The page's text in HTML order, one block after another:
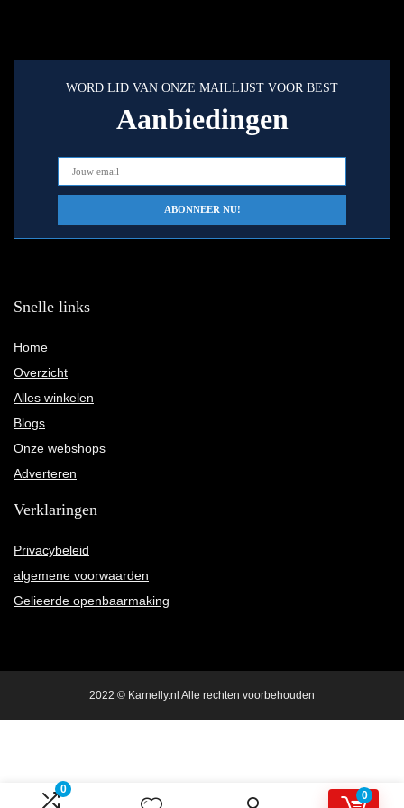
0
0
WORD LID VAN ONZE MAILLIJST VOOR BEST
Aanbiedingen
Snelle links
Home
Overzicht
Alles winkelen
Blogs
Onze webshops
Adverteren
Verklaringen
Privacybeleid
algemene voorwaarden
Gelieerde openbaarmaking
2022 © Karnelly.nl Alle rechten voorbehouden